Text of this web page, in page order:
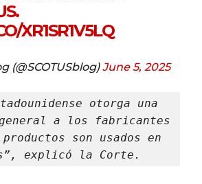
XR1SR1V5LQ
(@SCOTUSblog)June 5, 2025
otorga una
a los fabricantes
productos son usados en
explicó la Corte.